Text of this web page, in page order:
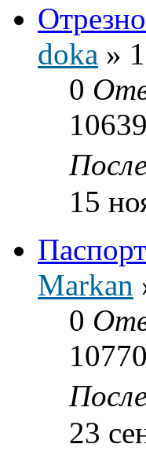
doka »
0
10639
15
Markan
0
10770
23